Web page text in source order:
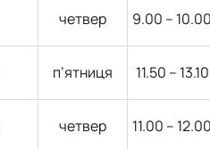
четвер 9.00 –
п’ятниця 11.50 – 13.10
четвер 11.00 –